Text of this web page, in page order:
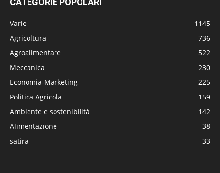
CATEGORIE POPOLARI
Varie
1145
Agricoltura
736
Agroalimentare
522
Meccanica
230
Economia-Marketing
225
Politica Agricola
159
Ambiente e sostenibilità
142
Alimentazione
38
satira
33